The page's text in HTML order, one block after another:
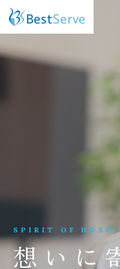
SPIRIT OF
想いに